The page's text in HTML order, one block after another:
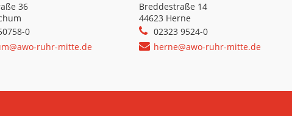
36
0
ruhr-mitte.de
Breddestraße 14
44623 Herne
02323 9524-0
herne@awo-ruhr-mitte.de